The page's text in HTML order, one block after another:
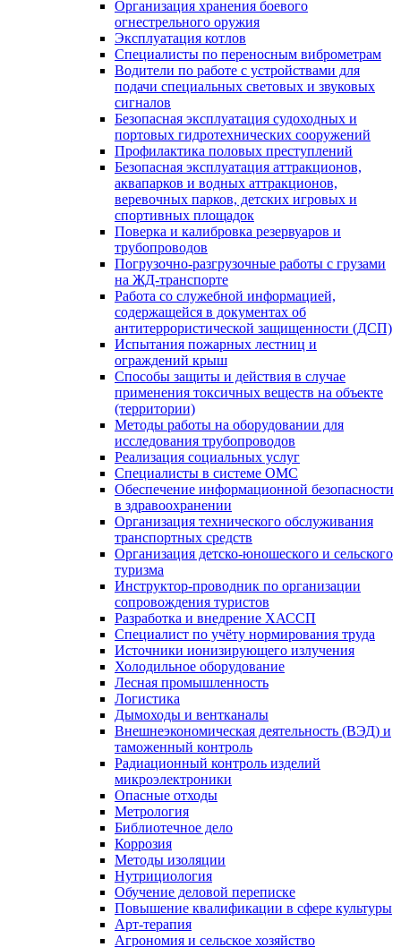
Организация хранения боевого
огнестрельного оружия
Эксплуатация котлов
Специалисты по переносным виброметрам
Водители по работе с устройствами для
подачи специальных световых и звуковых
сигналов
Безопасная эксплуатация судоходных и
портовых гидротехнических сооружений
Профилактика половых преступлений
Безопасная эксплуатация аттракционов,
аквапарков и водных аттракционов,
веревочных парков, детских игровых и
спортивных площадок
Поверка и калибровка резервуаров и
трубопроводов
Погрузочно-разгрузочные работы с грузами
на ЖД-транспорте
Работа со служебной информацией,
содержащейся в документах об
антитеррористической защищенности (ДСП)
Испытания пожарных лестниц и
ограждений крыш
Способы защиты и действия в случае
применения токсичных веществ на объекте
(территории)
Методы работы на оборудовании для
исследования трубопроводов
Реализация социальных услуг
Специалисты в системе ОМС
Обеспечение информационной безопасности
в здравоохранении
Организация технического обслуживания
транспортных средств
Организация детско-юношеского и сельского
туризма
Инструктор-проводник по организации
сопровождения туристов
Разработка и внедрение ХАССП
Специалист по учёту нормирования труда
Источники ионизирующего излучения
Холодильное оборудование
Лесная промышленность
Логистика
Дымоходы и вентканалы
Внешнеэкономическая деятельность (ВЭД) и
таможенный контроль
Радиационный контроль изделий
микроэлектроники
Опасные отходы
Метрология
Библиотечное дело
Коррозия
Методы изоляции
Нутрициология
Обучение деловой переписке
Повышение квалификации в сфере культуры
Арт-терапия
Агрономия и сельское хозяйство